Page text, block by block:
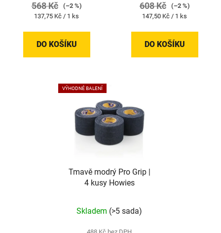
568 Kč
(–2 %)
Měrná
137,75 Kč / 1 ks
DO KOŠÍKU
608 Kč
(–2 %)
Měrná
147,50 Kč / 1 ks
DO KOŠÍKU
VÝHODNÉ BALENÍ
Tmavě modrý Pro Grip |
4 kusy Howies
Skladem (>5 sada)